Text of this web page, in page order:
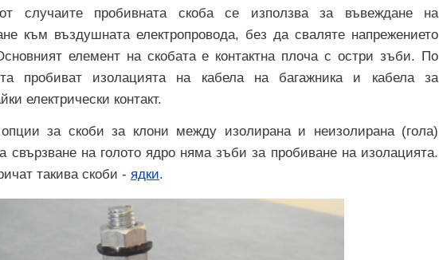
случаите пробивната скоба се използва за въвеждане на
към въздушната електропровода, без да сваляте напрежението
елемент на скобата е контактна плоча с остри зъби. По
пробиват изолацията на кабела на багажника и кабела за
електрически контакт.
за скоби за клони между изолирана и неизолирана (гола)
свързване на голото ядро ​​няма зъби за пробиване на изолацията.
​​такива скоби - ядки.